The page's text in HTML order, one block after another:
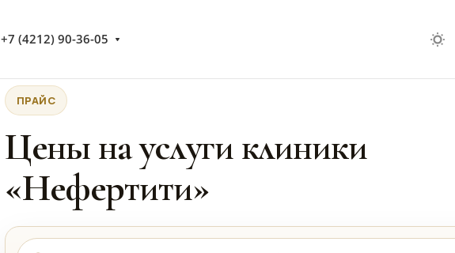
+7 (4212) 90-36-05
ПРАЙС
Цены на услуги клиники
«Нефертити»